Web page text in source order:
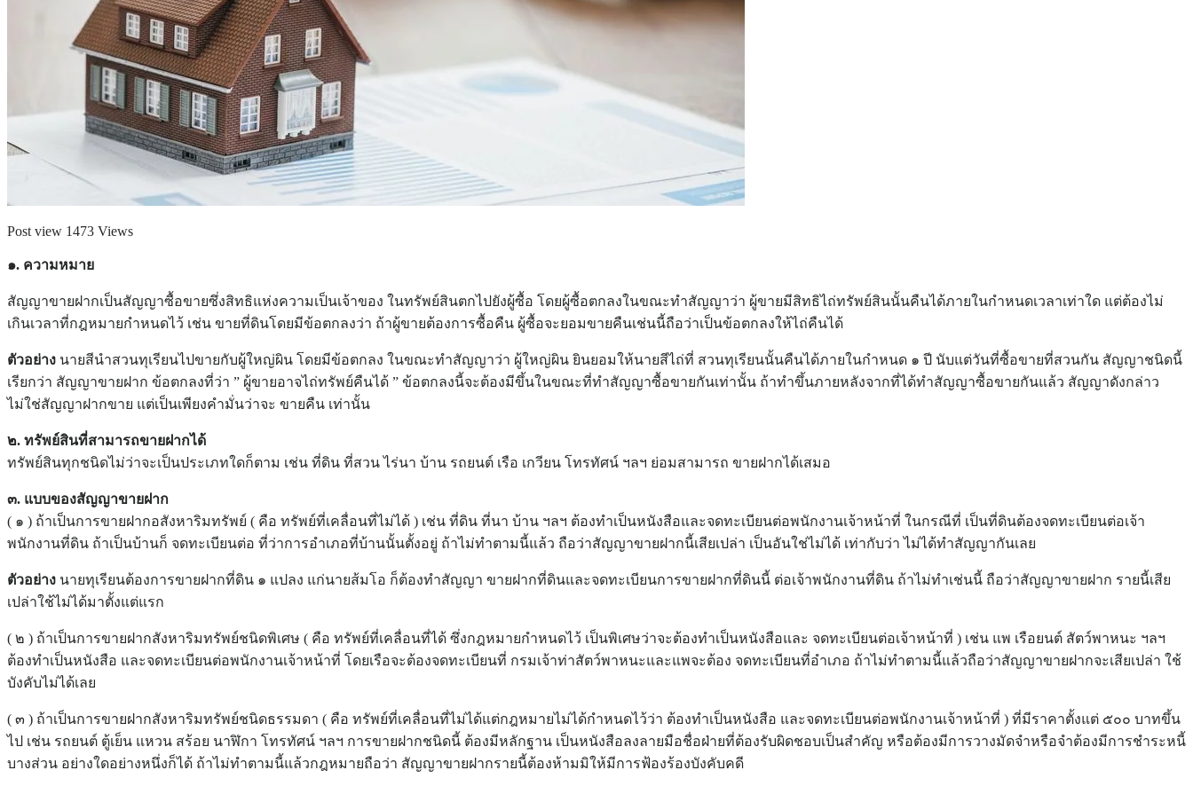
Post view 1473 Views
๑. ความหมาย
สัญญาขายฝากเป็นสัญญาซื้อขายซึ่งสิทธิแห่งความเป็นเจ้าของ ในทรัพย์สินตกไปยังผู้ซื้อ โดยผู้ซื้อตกลงในขณะทำสัญญาว่า ผู้ขายมีสิทธิไถ่ทรัพย์สินนั้นคืนได้ภายในกำหนดเวลาเท่าใด แต่ต้องไม่
เกินเวลาที่กฎหมายกำหนดไว้ เช่น ขายที่ดินโดยมีข้อตกลงว่า ถ้าผู้ขายต้องการซื้อคืน ผู้ซื้อจะยอมขายคืนเช่นนี้ถือว่าเป็นข้อตกลงให้ไถ่คืนได้
ตัวอย่าง นายสีนำสวนทุเรียนไปขายกับผู้ใหญ่ผิน โดยมีข้อตกลง ในขณะทำสัญญาว่า ผู้ใหญ่ผิน ยินยอมให้นายสีไถ่ที่ สวนทุเรียนนั้นคืนได้ภายในกำหนด ๑ ปี นับแต่วันที่ซื้อขายที่สวนกัน สัญญาชนิดนี้
เรียกว่า สัญญาขายฝาก ข้อตกลงที่ว่า ” ผู้ขายอาจไถ่ทรัพย์คืนได้ ” ข้อตกลงนี้จะต้องมีขึ้นในขณะที่ทำสัญญาซื้อขายกันเท่านั้น ถ้าทำขึ้นภายหลังจากที่ได้ทำสัญญาซื้อขายกันแล้ว สัญญาดังกล่าว
ไม่ใช่สัญญาฝากขาย แต่เป็นเพียงคำมั่นว่าจะ ขายคืน เท่านั้น
๒. ทรัพย์สินที่สามารถขายฝากได้
ทรัพย์สินทุกชนิดไม่ว่าจะเป็นประเภทใดก็ตาม เช่น ที่ดิน ที่สวน ไร่นา บ้าน รถยนต์ เรือ เกวียน โทรทัศน์ ฯลฯ ย่อมสามารถ ขายฝากได้เสมอ
๓. แบบของสัญญาขายฝาก
( ๑ ) ถ้าเป็นการขายฝากอสังหาริมทรัพย์ ( คือ ทรัพย์ที่เคลื่อนที่ไม่ได้ ) เช่น ที่ดิน ที่นา บ้าน ฯลฯ ต้องทำเป็นหนังสือและจดทะเบียนต่อพนักงานเจ้าหน้าที่ ในกรณีที่ เป็นที่ดินต้องจดทะเบียนต่อเจ้า
พนักงานที่ดิน ถ้าเป็นบ้านก็ จดทะเบียนต่อ ที่ว่าการอำเภอที่บ้านนั้นตั้งอยู่ ถ้าไม่ทำตามนี้แล้ว ถือว่าสัญญาขายฝากนี้เสียเปล่า เป็นอันใช่ไม่ได้ เท่ากับว่า ไม่ได้ทำสัญญากันเลย
ตัวอย่าง นายทุเรียนต้องการขายฝากที่ดิน ๑ แปลง แก่นายส้มโอ ก็ต้องทำสัญญา ขายฝากที่ดินและจดทะเบียนการขายฝากที่ดินนี้ ต่อเจ้าพนักงานที่ดิน ถ้าไม่ทำเช่นนี้ ถือว่าสัญญาขายฝาก รายนี้เสีย
เปล่าใช้ไม่ได้มาตั้งแต่แรก
( ๒ ) ถ้าเป็นการขายฝากสังหาริมทรัพย์ชนิดพิเศษ ( คือ ทรัพย์ที่เคลื่อนที่ได้ ซึ่งกฎหมายกำหนดไว้ เป็นพิเศษว่าจะต้องทำเป็นหนังสือและ จดทะเบียนต่อเจ้าหน้าที่ ) เช่น แพ เรือยนต์ สัตว์พาหนะ ฯลฯ
ต้องทำเป็นหนังสือ และจดทะเบียนต่อพนักงานเจ้าหน้าที่ โดยเรือจะต้องจดทะเบียนที่ กรมเจ้าท่าสัตว์พาหนะและแพจะต้อง จดทะเบียนที่อำเภอ ถ้าไม่ทำตามนี้แล้วถือว่าสัญญาขายฝากจะเสียเปล่า ใช้
บังคับไม่ได้เลย
( ๓ ) ถ้าเป็นการขายฝากสังหาริมทรัพย์ชนิดธรรมดา ( คือ ทรัพย์ที่เคลื่อนที่ไม่ได้แต่กฎหมายไม่ได้กำหนดไว้ว่า ต้องทำเป็นหนังสือ และจดทะเบียนต่อพนักงานเจ้าหน้าที่ ) ที่มีราคาตั้งแต่ ๕๐๐ บาทขึ้น
ไป เช่น รถยนต์ ตู้เย็น แหวน สร้อย นาฬิกา โทรทัศน์ ฯลฯ การขายฝากชนิดนี้ ต้องมีหลักฐาน เป็นหนังสือลงลายมือชื่อฝ่ายที่ต้องรับผิดชอบเป็นสำคัญ หรือต้องมีการวางมัดจำหรือจำต้องมีการชำระหนี้
บางส่วน อย่างใดอย่างหนึ่งก็ได้ ถ้าไม่ทำตามนี้แล้วกฎหมายถือว่า สัญญาขายฝากรายนี้ต้องห้ามมิให้มีการฟ้องร้องบังคับคดี